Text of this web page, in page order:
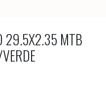
29.5X2.35 MTB